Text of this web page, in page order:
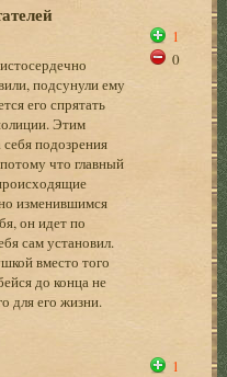
подсунули ему
его спрятать
Этим
себя подозрения
что главный
изменившимся
он идет по
сам установил.
вместо того
до конца не
для его жизни.
1
0
1